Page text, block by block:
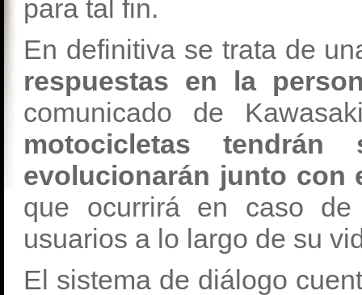
para tal fin.
En definitiva se trata de
respuestas en la
comunicado de
motocicletas
evolucionarán junto con
que ocurrirá en caso
usuarios a lo largo de su
El sistema de diálogo